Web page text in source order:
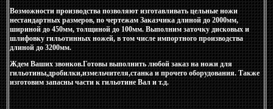
Возможности производства позволяют изготавливать цельные ножи
нестандартных размеров, по чертежам Заказчика длиной до 2000мм,
шириной до 450мм, толщиной до 100мм. Выполним заточку дисковых и
шлифовку гильотинных ножей, в том числе импортного производства
длиной до 3200мм.
Ждем Ваших звонков.Готовы выполнить любой заказ на ножи для
гильотины,дробилки,измельчителя,станка и прочего оборудования. Также
изготовим запасны части к гильотине Вал и т.д.